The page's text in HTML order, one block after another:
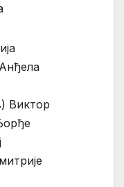
Виктор